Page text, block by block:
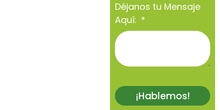
Déjanos tu Mensaje
Aquí:
¡Hablemos!